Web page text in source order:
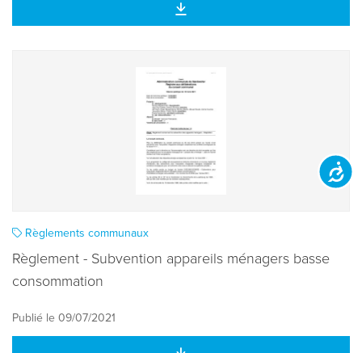
Règlements communaux
Règlement - Subvention appareils ménagers basse
consommation
Publié le 09/07/2021